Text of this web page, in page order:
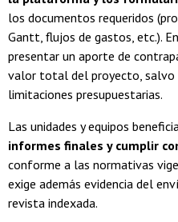
los documentos requeridos
Gantt, flujos de gastos, etc.).​
presentar un aporte de
valor total del proyecto, salvo
limitaciones presupuestarias.​
Las unidades y equipos
informes finales y cumplir
conforme a las normativas
exige además evidencia del
revista indexada.​